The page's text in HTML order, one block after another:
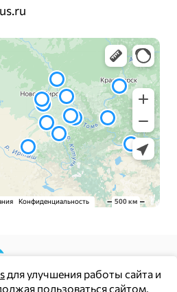
для улучшения работы сайта и
пользоваться сайтом,